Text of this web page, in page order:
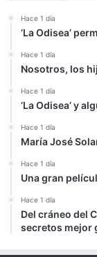
Hace 1 día
‘La Odisea’
Hace 1 día
Nosotros, los
Hace 1 día
‘La Odisea’ y
Hace 1 día
María José
Hace 1 día
Una gran
Hace 1 día
Del cráneo del
secretos mejor